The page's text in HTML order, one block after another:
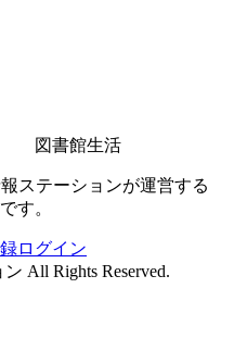
図書館生活
ステーションが運営する
す。
ログイン
All Rights Reserved.